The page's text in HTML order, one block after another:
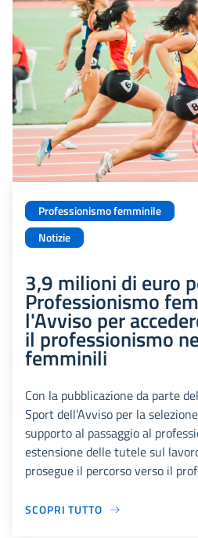
Professionismo femminile
Notizie
3,9 milioni di euro
Professionismo
l'Avviso per
il professionismo
femminili
Con la pubblicazione da parte
Sport dell’Avviso per la
supporto al passaggio al
estensione delle tutele sul
prosegue il percorso verso il
SCOPRI TUTTO